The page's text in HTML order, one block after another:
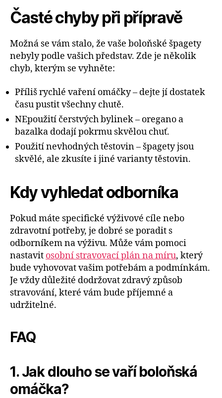
Časté chyby při přípravě
Možná se vám stalo, že vaše boloňské špagety
nebyly podle vašich představ. Zde je několik
chyb, kterým se vyhněte:
Příliš rychlé vaření omáčky – dejte jí dostatek
času pustit všechny chutě.
NEpoužití čerstvých bylinek – oregano a
bazalka dodají pokrmu skvělou chuť.
Použití nevhodných těstovin – špagety jsou
skvělé, ale zkusíte i jiné varianty těstovin.
Kdy vyhledat odborníka
Pokud máte specifické výživové cíle nebo
zdravotní potřeby, je dobré se poradit s
odborníkem na výživu. Může vám pomoci
nastavit osobní stravovací plán na míru, který
bude vyhovovat vašim potřebám a podmínkám.
Je vždy důležité dodržovat zdravý způsob
stravování, které vám bude příjemné a
udržitelné.
FAQ
1. Jak dlouho se vaří boloňská
omáčka?